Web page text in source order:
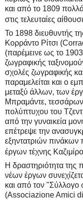
και από το 1809
στις τελευταίες
Το 1898 διευθυντής
Κορράντο Ρίτσι
(παρέμεινε ως το
ζωγραφικής
σχολές ζωγραφικής
παραμελείται και ο
μεταξύ άλλων, των
Μπραμάντε,
πολύπτυχου του
από την γυναικεία
επέτρεψε την
εξηντατριών
έργων τέχνης
Η δραστηριότητα της
νέων έργων
και από τον
(Associazione Amici di